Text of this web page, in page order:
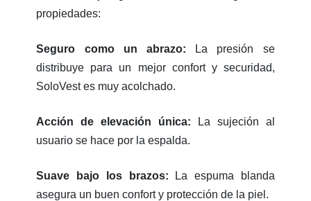
propiedades:
Seguro como un abrazo: La presión se
distribuye para un mejor confort y securidad,
SoloVest es muy acolchado.
Acción de elevación única: La sujeción al
usuario se hace por la espalda.
Suave bajo los brazos: La espuma blanda
asegura un buen confort y protección de la piel.